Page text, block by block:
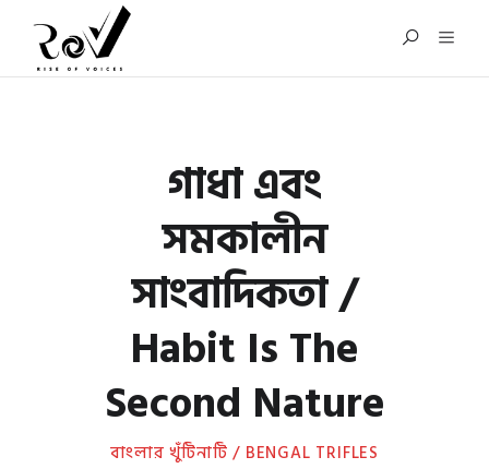
গাধা এবং
সমকালীন
সাংবাদিকতা /
Habit Is The
Second Nature
বাংলার খুঁটিনাটি / BENGAL TRIFLES